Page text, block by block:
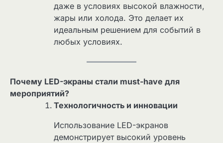
даже в условиях высокой влажности,
жары или холода. Это делает их
идеальным решением для событий в
любых условиях.
Почему LED-экраны стали must-have для
мероприятий?
Технологичность и инновации
Использование LED-экранов
демонстрирует высокий уровень